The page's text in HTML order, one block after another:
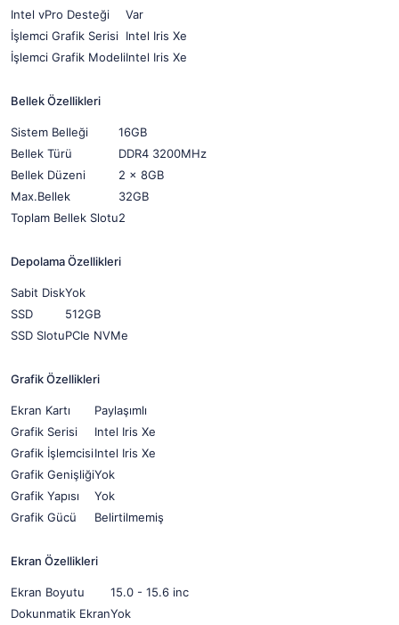
Intel vPro Desteği
Var
İşlemci Grafik Serisi Intel Iris Xe
İşlemci Grafik ModeliIntel Iris Xe
Bellek Özellikleri
Sistem Belleği
16GB
Bellek Türü
DDR4 3200MHz
Bellek Düzeni
2 x 8GB
Max.Bellek
32GB
Toplam Bellek Slotu2
Depolama Özellikleri
Sabit DiskYok
SSD
512GB
SSD SlotuPCIe NVMe
Grafik Özellikleri
Ekran Kartı
Paylaşımlı
Grafik Serisi
Intel Iris Xe
Grafik İşlemcisiIntel Iris Xe
Grafik GenişliğiYok
Grafik Yapısı
Yok
Grafik Gücü
Belirtilmemiş
Ekran Özellikleri
Ekran Boyutu
15.0 - 15.6 inc
Dokunmatik EkranYok